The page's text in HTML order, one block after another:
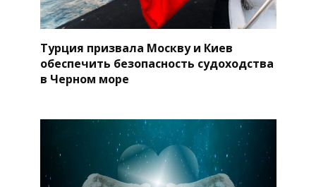
Турция призвала Москву и Киев
обеспечить безопасность судоходства
в Черном море